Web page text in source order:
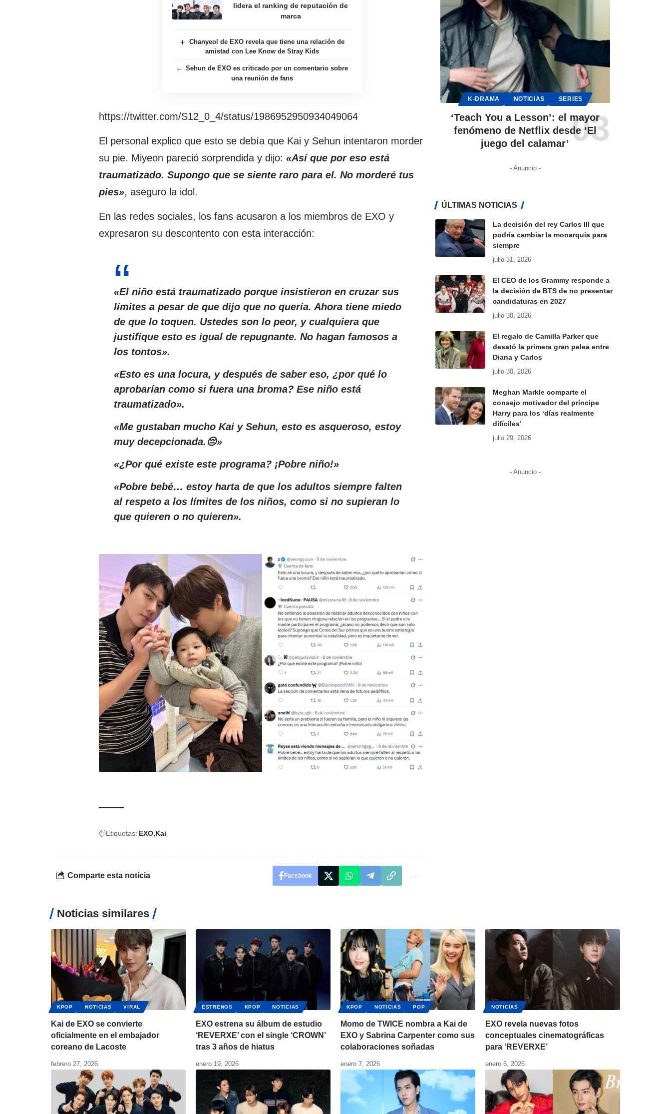
lidera el ranking de reputación de
marca
Chanyeol de EXO revela que tiene una relación de
amistad con Lee Know de Stray Kids
Sehun de EXO es criticado por un comentario sobre
una reunión de fans
https://twitter.com/S12_0_4/status/1986952950934049064
El personal explico que esto se debía que Kai y Sehun intentaron morder
su pie. Miyeon pareció sorprendida y dijo: «Así que por eso está
traumatizado. Supongo que se siente raro para el. No morderé tus
pies», aseguro la idol.
En las redes sociales, los fans acusaron a los miembros de EXO y
expresaron su descontento con esta interacción:
«El niño está traumatizado porque insistieron en cruzar sus
límites a pesar de que dijo que no quería. Ahora tiene miedo
de que lo toquen. Ustedes son lo peor, y cualquiera que
justifique esto es igual de repugnante. No hagan famosos a
los tontos».
«Esto es una locura, y después de saber eso, ¿por qué lo
aprobarían como si fuera una broma? Ese niño está
traumatizado».
«Me gustaban mucho Kai y Sehun, esto es asqueroso, estoy
muy decepcionada.😔»
«¿Por qué existe este programa? ¡Pobre niño!»
«Pobre bebé… estoy harta de que los adultos siempre falten
al respeto a los límites de los niños, como si no supieran lo
que quieren o no quieren».
Etiquetas: EXO Kai
Comparte esta noticia Facebook
K-DRAMA NOTICIAS SERIES
‘Teach You a Lesson’: el mayor
fenómeno de Netflix desde ‘El
juego del calamar’
- Anuncio -
ÚLTIMAS NOTICIAS
La decisión del rey Carlos III que
podría cambiar la monarquía para
siempre
julio 31, 2026
El CEO de los Grammy responde a
la decisión de BTS de no presentar
candidaturas en 2027
julio 30, 2026
El regalo de Camilla Parker que
desató la primera gran pelea entre
Diana y Carlos
julio 30, 2026
Meghan Markle comparte el
consejo motivador del príncipe
Harry para los ‘días realmente
difíciles’
julio 29, 2026
- Anuncio -
Noticias similares
KPOP NOTICIAS VIRAL
Kai de EXO se convierte
oficialmente en el embajador
coreano de Lacoste
febrero 27, 2026
ESTRENOS KPOP NOTICIAS
EXO estrena su álbum de estudio
‘REVERXE’ con el single ‘CROWN’
tras 3 años de hiatus
enero 19, 2026
KPOP NOTICIAS POP
Momo de TWICE nombra a Kai de
EXO y Sabrina Carpenter como sus
colaboraciones soñadas
enero 7, 2026
NOTICIAS
EXO revela nuevas fotos
conceptuales cinematográficas
para ‘REVERXE’
enero 6, 2026